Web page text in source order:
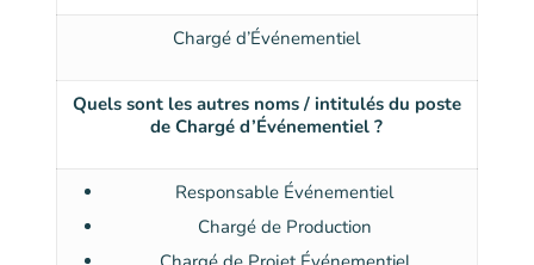
Chargé d’Événementiel
Quels sont les autres noms / intitulés du poste
de Chargé d’Événementiel ?
Responsable Événementiel
Chargé de Production